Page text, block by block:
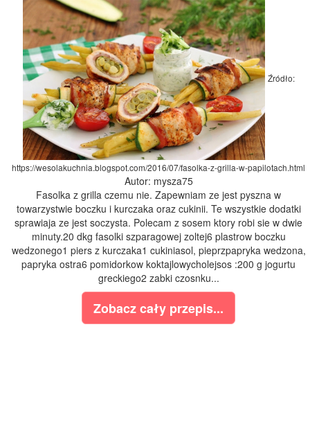
Źródło:
https://wesolakuchnia.blogspot.com/2016/07/fasolka-z-grilla-w-papilotach.html
Autor: mysza75
Fasolka z grilla czemu nie. Zapewniam ze jest pyszna w
towarzystwie boczku i kurczaka oraz cukinii. Te wszystkie dodatki
sprawiaja ze jest soczysta. Polecam z sosem ktory robi sie w dwie
minuty.20 dkg fasolki szparagowej zoltej6 plastrow boczku
wedzonego1 piers z kurczaka1 cukiniasol, pieprzpapryka wedzona,
papryka ostra6 pomidorkow koktajlowycholejsos :200 g jogurtu
greckiego2 zabki czosnku...
Zobacz cały przepis...